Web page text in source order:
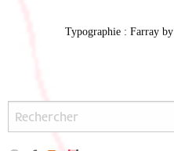
Typographie : Farray by